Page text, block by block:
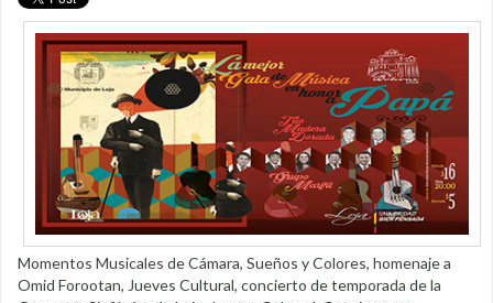
Momentos Musicales de Cámara, Sueños y Colores, homenaje a
Omid Forootan, Jueves Cultural, concierto de temporada de la